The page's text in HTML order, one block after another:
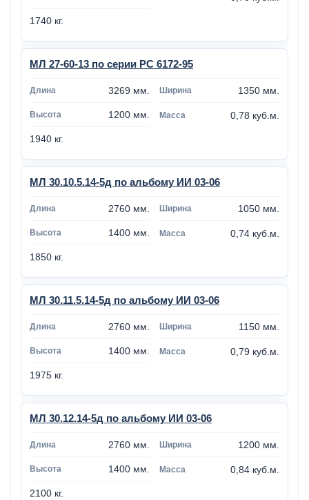
1740 кг.
МЛ 27-60-13 по серии РС 6172-95
3269 мм. 1350 мм.
1200 мм. 0,78 куб.м.
1940 кг.
МЛ 30.10.5.14-5д по альбому ИИ 03-06
2760 мм. 1050 мм.
1400 мм. 0,74 куб.м.
1850 кг.
МЛ 30.11.5.14-5д по альбому ИИ 03-06
2760 мм. 1150 мм.
1400 мм. 0,79 куб.м.
1975 кг.
МЛ 30.12.14-5д по альбому ИИ 03-06
2760 мм. 1200 мм.
1400 мм. 0,84 куб.м.
2100 кг.